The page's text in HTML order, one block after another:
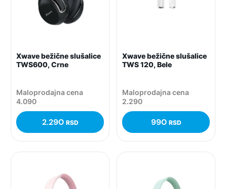
Xwave bežične slušalice
TWS600, Crne
Maloprodajna cena
4.090
2.290 RSD
Xwave bežične slušalice
TWS 120, Bele
Maloprodajna cena
2.290
990 RSD